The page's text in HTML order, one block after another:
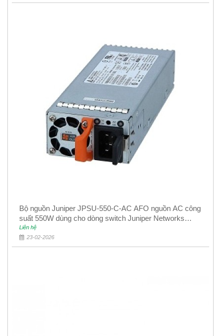
Bộ nguồn Juniper JPSU-550-C-AC AFO nguồn AC công
suất 550W dùng cho dòng switch Juniper Networks
EX4400
Liên hệ
23-02-2026